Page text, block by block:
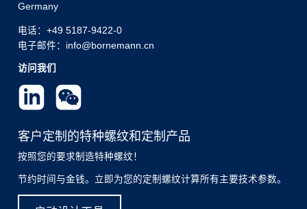
Germany
电话： +49 5187-9422-0
电子邮件：info@bornemann.cn
访问我们
客户定制的特种螺纹和定制产品
按照您的要求制造特种螺纹！
节约时间与金钱。立即为您的定制螺纹计算所有主要技术参数。